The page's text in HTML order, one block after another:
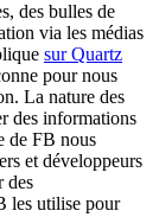
des bulles de
via les médias
sur Quartz
pour nous
La nature des
des informations
de FB nous
et développeurs
des
les utilise pour